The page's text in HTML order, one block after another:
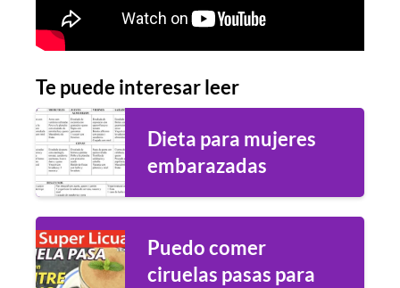
Te puede interesar leer
Dieta para mujeres
embarazadas
Puedo comer
ciruelas pasas para